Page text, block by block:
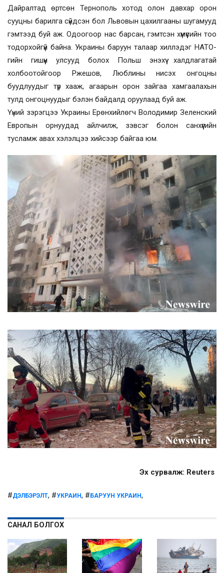
Дайралтад өртсөн Тернополь хотод олон давхар орон
сууцны барилга сүйдсэн бол Львовын цахилгааны шугамууд
гэмтээд буй аж. Одоогоор нас барсан, гэмтсэн хүмүүсийн тоо
тодорхойгүй байна. Украины баруун талаар хиллэдэг НАТО-
гийн гишүүн улсууд болох Польш энэхүү халдлагатай
холбоотойгоор Ржешов, Люблины нисэх онгоцны
буудлуудыг түр хааж, агаарын орон зайгаа хамгаалахын
тулд онгоцнуудыг бэлэн байдалд оруулаад буй аж.
Үүний зэрэгцээ Украины Ерөнхийлөгч Володимир Зеленский
Европын орнуудад айлчилж, зэвсэг болон санхүүгийн
тусламж авах хэлэлцээ хийсээр байгаа юм.
Эх сурвалж: Reuters
#ДЭЛБЭРЭЛТ, #УКРАИН, #БАРУУН УКРАИН,
САНАЛ БОЛГОХ